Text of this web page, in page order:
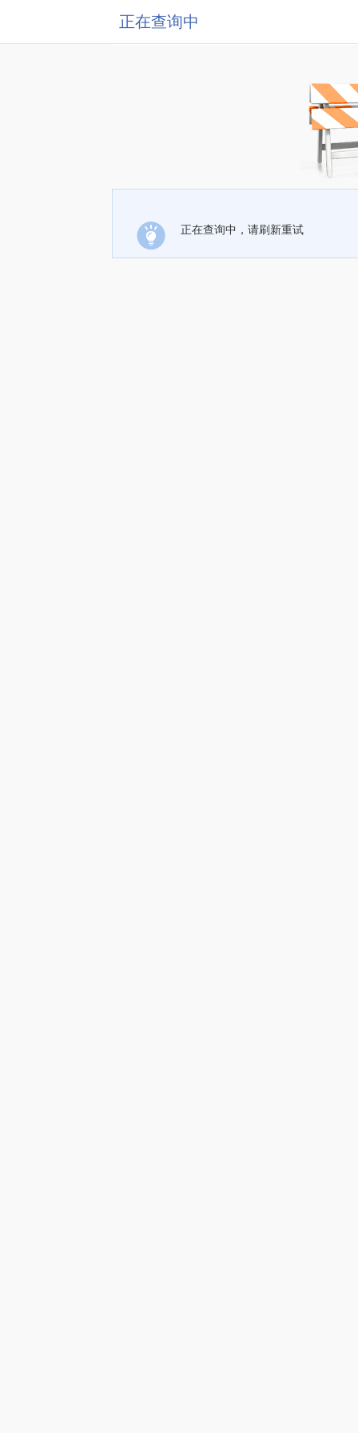
正在查询中
正在查询中，请刷新重试